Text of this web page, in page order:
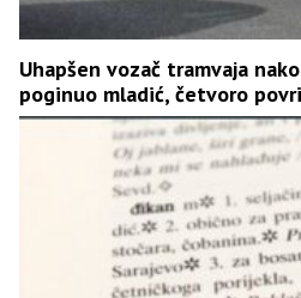
Uhapšen vozač tramvaja
poginuo mladić, četvoro